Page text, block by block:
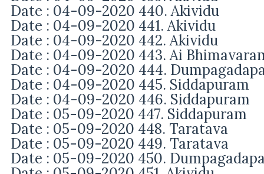
Date : 04-09-2020 440. Akividu
Date : 04-09-2020 441. Akividu
Date : 04-09-2020 442. Akividu
Date : 04-09-2020 443. Ai
Date : 04-09-2020 444.
Date : 04-09-2020 445. Siddapuram
Date : 04-09-2020 446. Siddapuram
Date : 05-09-2020 447. Siddapuram
Date : 05-09-2020 448. Taratava
Date : 05-09-2020 449. Taratava
Date : 05-09-2020 450.